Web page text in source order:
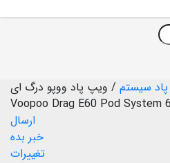
پاد سیستم / ویپ پاد ووپو درگ ای
60
ارسال
خبر بده
تغییرات